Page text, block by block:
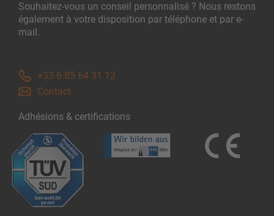
Souhaitez-vous un conseil personnalisé ? Nous restons
également à votre disposition par téléphone et par e-
mail.
+33 6 85 64 31 12
Contact
Adhésions & certifications